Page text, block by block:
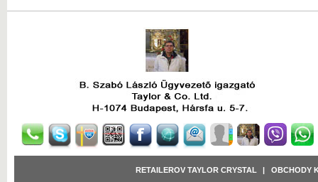
zväčšiť obrázok
RETAILEROV TAYLOR CRYSTAL | OBCHODY